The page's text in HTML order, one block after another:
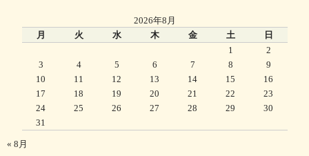
2026年8月
月
火 水 木 金 土
日
1
2
3
4 5 6 7 8
9
10
11 12 13 14 15
16
17
18 19 20 21 22
23
24
25 26 27 28 29
30
31
« 8月